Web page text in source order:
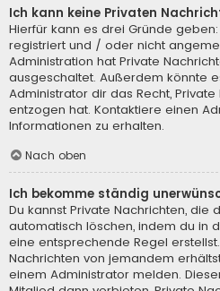
Ich kann keine Privaten
Hierfür kann es drei Gründe
registriert und / oder nicht
Administration hat Private
ausgeschaltet. Außerdem könnte
Administrator dir das Recht,
entzogen hat. Kontaktiere einen
Informationen zu erhalten.
Nach oben
Ich bekomme ständig
Du kannst Private Nachrichten, die
automatisch löschen, indem du in
eine entsprechende Regel
Nachrichten von jemandem
einem Administrator melden.